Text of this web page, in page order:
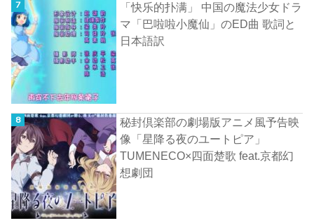
「快乐的扑满」 中国の魔法少女ドラ
マ「巴啦啦小魔仙」のED曲 歌詞と
日本語訳
秘封倶楽部の劇場版アニメ風予告映
像「星降る夜のユートピア」
TUMENECO×四面楚歌 feat.京都幻
想劇団